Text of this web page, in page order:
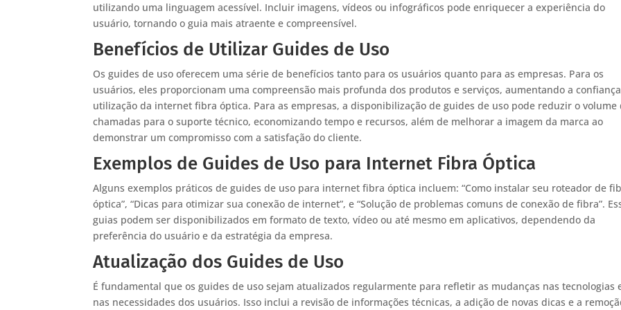
utilizando uma linguagem acessível. Incluir imagens, vídeos ou infográficos pode enriquecer a experiência do
usuário, tornando o guia mais atraente e compreensível.
Benefícios de Utilizar Guides de Uso
Os guides de uso oferecem uma série de benefícios tanto para os usuários quanto para as empresas. Para os
usuários, eles proporcionam uma compreensão mais profunda dos produtos e serviços, aumentando a
utilização da internet fibra óptica. Para as empresas, a disponibilização de guides de uso pode reduzir o volume
chamadas para o suporte técnico, economizando tempo e recursos, além de melhorar a imagem da marca ao
demonstrar um compromisso com a satisfação do cliente.
Exemplos de Guides de Uso para Internet Fibra Óptica
Alguns exemplos práticos de guides de uso para internet fibra óptica incluem: “Como instalar seu roteador de
óptica”, “Dicas para otimizar sua conexão de internet”, e “Solução de problemas comuns de conexão de fibra”.
guias podem ser disponibilizados em formato de texto, vídeo ou até mesmo em aplicativos, dependendo da
preferência do usuário e da estratégia da empresa.
Atualização dos Guides de Uso
É fundamental que os guides de uso sejam atualizados regularmente para refletir as mudanças nas tecnologias
nas necessidades dos usuários. Isso inclui a revisão de informações técnicas, a adição de novas dicas e a